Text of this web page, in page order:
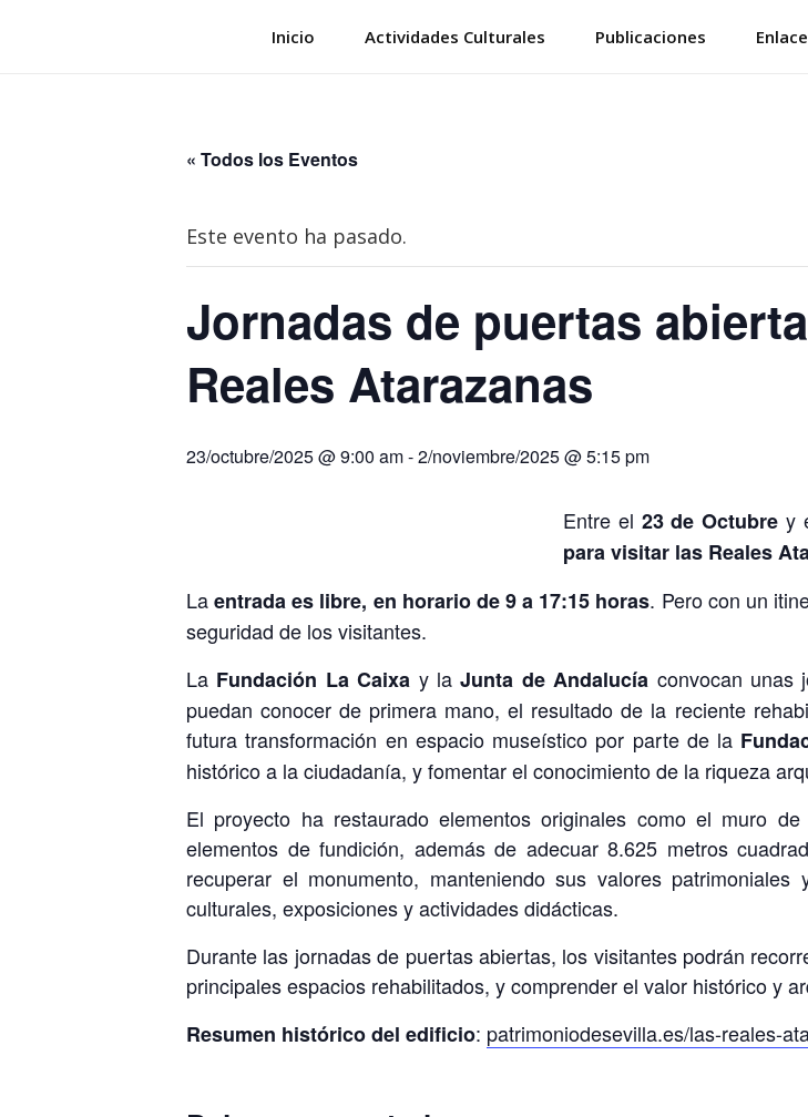
Inicio Actividades Culturales Publicaciones
« Todos los Eventos
Este evento ha pasado.
Jornadas de puertas
Reales Atarazanas
23/octubre/2025 @ 9:00 am-2/noviembre/2025 @ 5:15 pm
Entre el 23 de Octubre y
para visitar las Reales
Laentrada es libre, en horario de 9 a 17:15 horas. Pero con un
seguridad de los visitantes.
La Fundación La Caixa y laJunta de Andalucía convocan unas
puedan conocer de primera mano, el resultado de la reciente
futura transformación en espacio museístico por parte de la
histórico a la ciudadanía, y fomentar el conocimiento de la riqueza
El proyecto ha restaurado elementos originales como el muro
elementos de fundición, además de adecuar 8.625 metros
recuperar el monumento, manteniendo sus valores
culturales, exposiciones y actividades didácticas.
Durante las jornadas de puertas abiertas, los visitantes podrán
principales espacios rehabilitados, y comprender el valor histórico y
Resumen histórico del edificio: patrimoniodesevilla.es/las-reales-